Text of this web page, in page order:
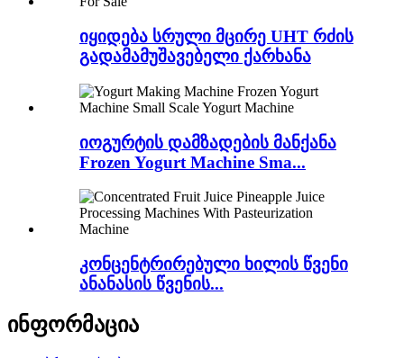
იყიდება სრული მცირე UHT რძის
გადამამუშავებელი ქარხანა
იოგურტის დამზადების მანქანა
Frozen Yogurt Machine Sma...
კონცენტრირებული ხილის წვენი
ანანასის წვენის...
ინფორმაცია